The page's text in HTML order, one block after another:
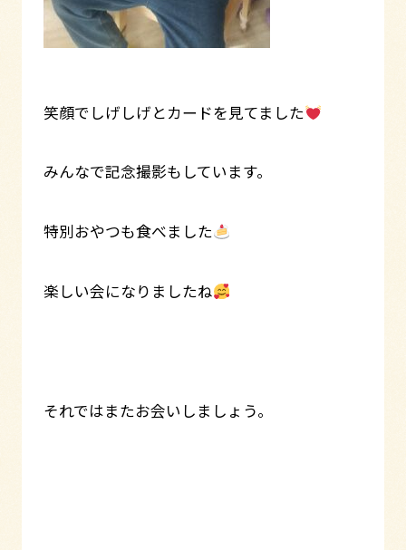
笑顔でしげしげとカードを見てました
みんなで記念撮影もしています。
特別おやつも食べました
楽しい会になりましたね
それではまたお会いしましょう。